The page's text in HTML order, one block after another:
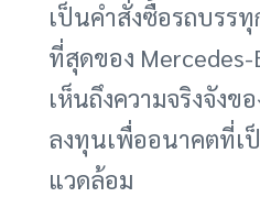
เป็นคำสั่งซื้อรถบรร
ที่สุดของ
เห็นถึงความจริงจังข
ลงทุนเพื่ออนาคตที่เ
แวดล้อม